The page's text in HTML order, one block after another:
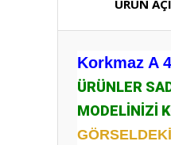
ÜRÜN
Korkmaz A
ÜRÜNLER
MODELİNİZİ